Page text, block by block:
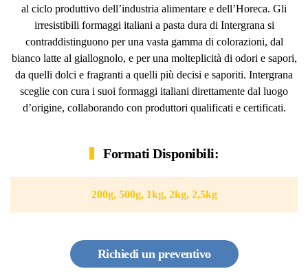
al ciclo produttivo dell’industria alimentare e dell’Horeca. Gli
irresistibili formaggi italiani a pasta dura di Intergrana si
contraddistinguono per una vasta gamma di colorazioni, dal
bianco latte al giallognolo, e per una molteplicità di odori e sapori,
da quelli dolci e fragranti a quelli più decisi e saporiti. Intergrana
sceglie con cura i suoi formaggi italiani direttamente dal luogo
d’origine, collaborando con produttori qualificati e certificati.
Formati Disponibili:
200g, 500g, 1kg, 2kg, 2,5kg
Richiedi un preventivo